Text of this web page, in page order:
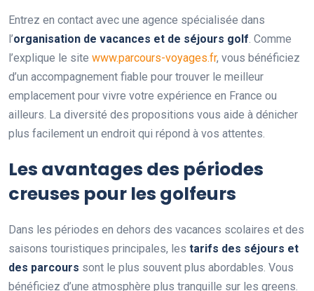
Entrez en contact avec une agence spécialisée dans
l’organisation de vacances et de séjours golf . Comme
l’explique le site www.parcours-voyages.fr, vous bénéficiez
d’un accompagnement fiable pour trouver le meilleur
emplacement pour vivre votre expérience en France ou
ailleurs. La diversité des propositions vous aide à dénicher
plus facilement un endroit qui répond à vos attentes.
Les avantages des périodes
creuses pour les golfeurs
Dans les périodes en dehors des vacances scolaires et des
saisons touristiques principales, les tarifs des séjours et
des parcours sont le plus souvent plus abordables. Vous
bénéficiez d’une atmosphère plus tranquille sur les greens.